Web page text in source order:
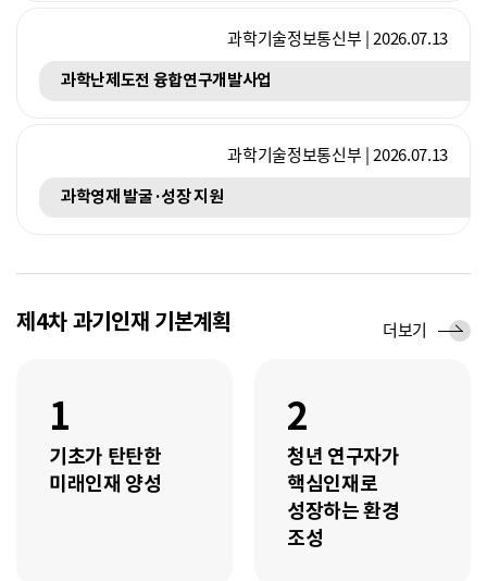
과학기술정보통신부 | 2026.07.13
과학난제도전 융합연구개발사업
과학기술정보통신부 | 2026.07.13
과학영재 발굴·성장 지원
제4차 과기인재 기본계획
1
기초가 탄탄한
미래인재 양성
2
청년 연구자가
핵심인재로
성장하는 환경
조성
세
제
더보기